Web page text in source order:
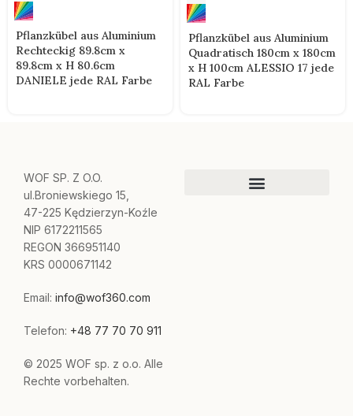
Pflanzkübel aus Aluminium
Rechteckig 89.8cm x
89.8cm x H 80.6cm
DANIELE jede RAL Farbe
Pflanzkübel aus Aluminium
Quadratisch 180cm x 180cm
x H 100cm ALESSIO 17 jede
RAL Farbe
WOF SP. Z O.O.
ul.Broniewskiego 15,
47-225 Kędzierzyn-Koźle
NIP 6172211565
REGON 366951140
KRS 0000671142
Email: info@wof360.com
Telefon: +48 77 70 70 911
© 2025 WOF sp. z o.o. Alle
Rechte vorbehalten.